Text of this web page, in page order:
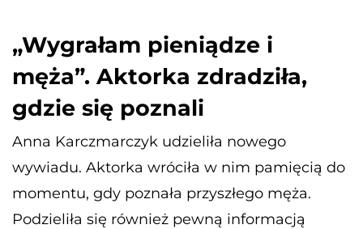
„Wygrałam pieniądze i
męża”. Aktorka zdradziła,
gdzie się poznali
Anna Karczmarczyk udzieliła nowego
wywiadu. Aktorka wróciła w nim pamięcią do
momentu, gdy poznała przyszłego męża.
Podzieliła się również pewną informacją